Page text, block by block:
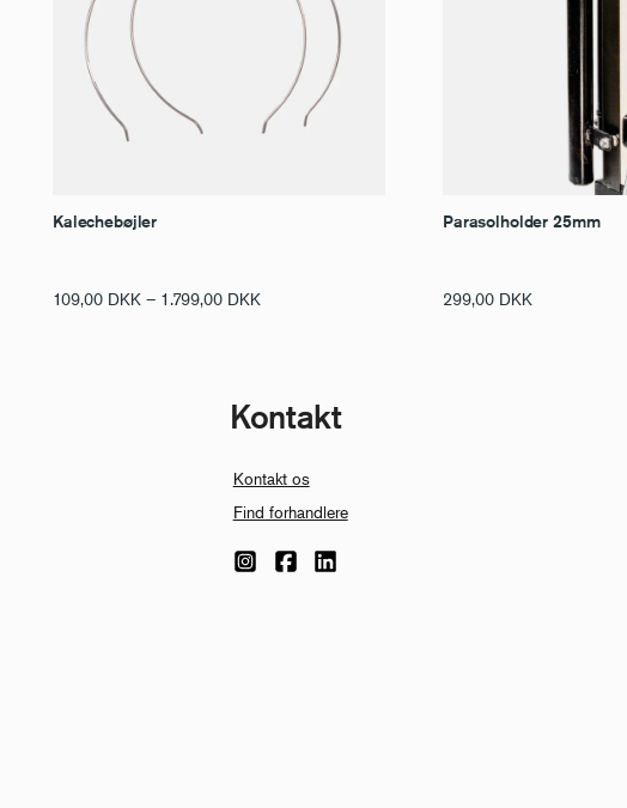
Kalechebøjler
109,00 DKK – 1.799,00 DKKPrisinterval:
Parasolholder 25mm
299,00 DKK
Kontakt
Kontakt os
Find forhandlere